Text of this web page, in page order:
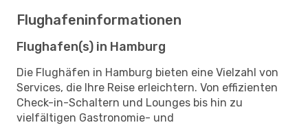
Flughafeninformationen
Flughafen(s) in Hamburg
Die Flughäfen in Hamburg bieten eine Vielzahl von
Services, die Ihre Reise erleichtern. Von effizienten
Check-in-Schaltern und Lounges bis hin zu
vielfältigen Gastronomie- und